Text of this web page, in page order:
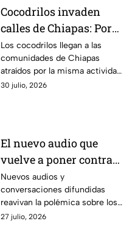
Cocodrilos invaden
calles de Chiapas: Por
esta razón salen en
temporada de lluvias
Los cocodrilos llegan a las
comunidades de Chiapas
atraídos por la misma actividad
humana, pero ¿qué es lo que
30 julio, 2026
El nuevo audio que
vuelve a poner contra
las cuerdas a Marina
del Pilar
Nuevos audios y
conversaciones difundidas
reavivan la polémica sobre los
contactos de la gobernadora
27 julio, 2026